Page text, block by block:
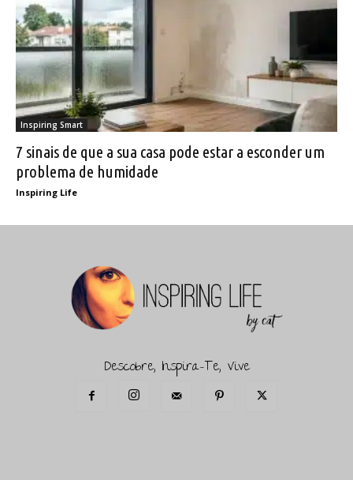
Inspiring Smart
7 sinais de que a sua casa pode estar a esconder um
problema de humidade
Inspiring Life
Descobre, Inspira-Te, Vive